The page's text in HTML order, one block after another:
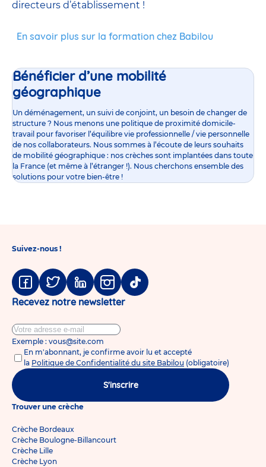
directeurs d’établissement !
En savoir plus sur la formation chez Babilou
Bénéficier d’une mobilité
géographique
Un déménagement, un suivi de conjoint, un besoin de changer de
structure ? Nous menons une politique de proximité domicile-
travail pour favoriser l’équilibre vie professionnelle / vie personnelle
de nos collaborateurs. Nous sommes à l’écoute de leurs souhaits
de mobilité géographique : nos crèches sont implantées dans toute
la France (et même à l’étranger !). Nous cherchons ensemble des
solutions pour votre bien-être !
Suivez-nous !
Facebook
TwitterLinkedinInstagram
Tiktok
Recevez notre newsletter
Exemple : vous@site.com
En m'abonnant, je confirme avoir lu et accepté
la Politique de Confidentialité du site Babilou (obligatoire)
S'inscrire
Trouver une crèche
Crèche Bordeaux
Crèche Boulogne-Billancourt
Crèche Lille
Crèche Lyon